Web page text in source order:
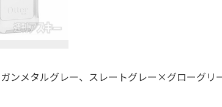
メタルグレー、スレートグレー×グローグリ